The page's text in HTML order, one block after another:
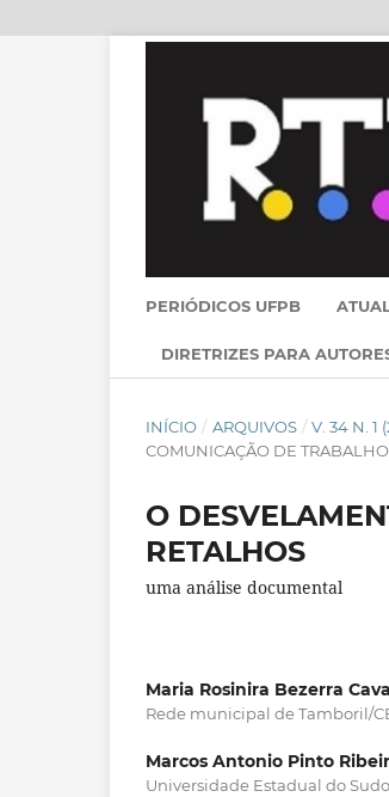
PERIÓDICOS UFPB
DIRETRIZES PARA
INÍCIO / ARQUIVOS / V. 34 N. 1
COMUNICAÇÃO DE
O
RETALHOS
uma análise documental
Maria Rosinira Bezerra
Rede municipal de Tamboril/
Marcos Antonio Pinto
Universidade Estadual do